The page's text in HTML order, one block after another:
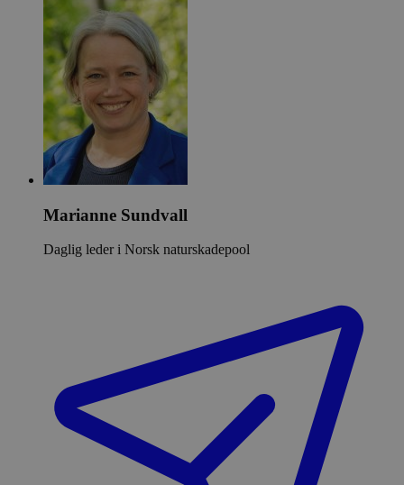
Marianne Sundvall
Daglig leder i Norsk naturskadepool